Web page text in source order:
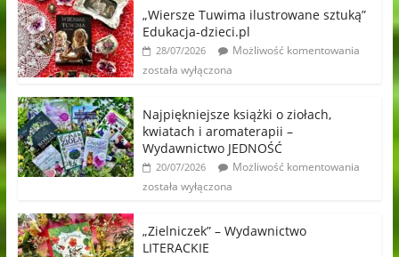
„Wiersze Tuwima ilustrowane sztuką”
Edukacja-dzieci.pl
28/07/2026
Możliwość komentowania
została wyłączona
Najpiękniejsze książki o ziołach,
kwiatach i aromaterapii –
Wydawnictwo JEDNOŚĆ
20/07/2026
Możliwość komentowania
została wyłączona
„Zielniczek” – Wydawnictwo
LITERACKIE